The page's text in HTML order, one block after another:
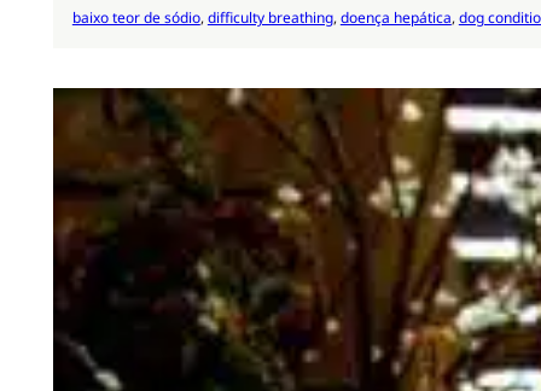
baixo teor de sódio, difficulty breathing, doença hepática, dog